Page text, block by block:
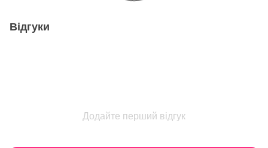
Відгуки
Додайте перший відгук